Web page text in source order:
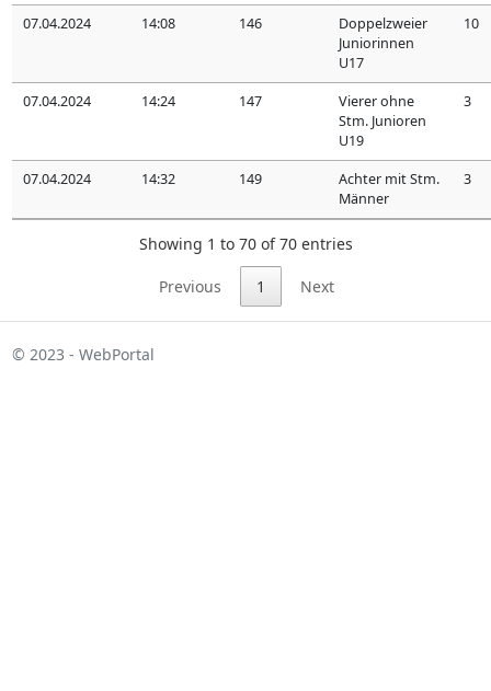
07.04.2024 14:08 146
Doppelzweier
Juniorinnen
U17
10
07.04.2024 14:24 147
Vierer ohne
Stm. Junioren
U19
3
07.04.2024 14:32 149
Achter mit Stm.
Männer
3
Showing 1 to 70 of 70 entries
Previous 1 Next
© 2023 - WebPortal